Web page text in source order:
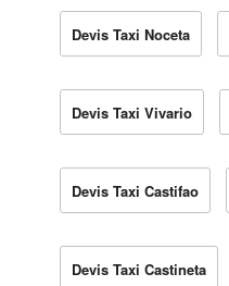
Devis Taxi Noceta
Devis Taxi Vivario
Devis Taxi Castifao
Devis Taxi Castineta